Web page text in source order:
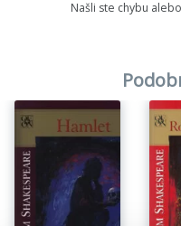
Našli ste chybu